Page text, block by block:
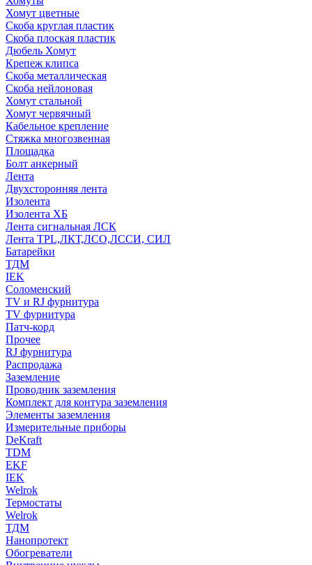
Хомут цветные
Скоба круглая пластик
Скоба плоская пластик
Дюбель Хомут
Крепеж клипса
Скоба металлическая
Скоба нейлоновая
Хомут стальной
Хомут червячный
Кабельное крепление
Стяжка многозвенная
Площадка
Болт анкерный
Лента
Двухсторонняя лента
Изолента
Изолента ХБ
Лента сигнальная ЛСК
Лента TPL,ЛКТ,ЛСО,ЛССИ, СИЛ
Батарейки
ТДМ
IEK
Соломенский
TV и RJ фурнитура
TV фурнитура
Патч-корд
Прочее
RJ фурнитура
Распродажа
Заземление
Проводник заземления
Комплект для контура заземления
Элементы заземления
Измерительные приборы
DeKraft
TDM
EKF
IEK
Welrok
Термостаты
Welrok
ТДМ
Нанопротект
Обогреватели